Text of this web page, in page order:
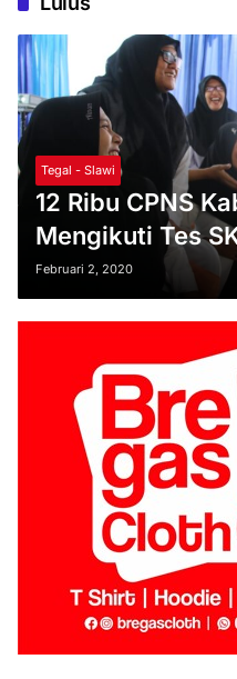
Tegal - Slawi
12 Ribu CPNS
Mengikuti Tes
Februari 2, 2020